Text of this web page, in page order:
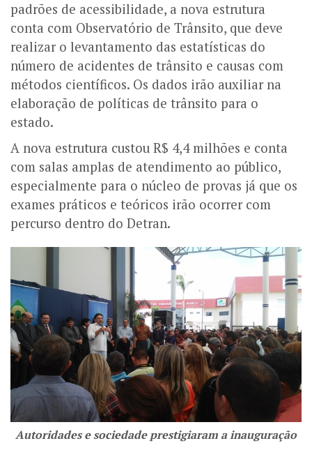
padrões de acessibilidade, a nova estrutura
conta com Observatório de Trânsito, que deve
realizar o levantamento das estatísticas do
número de acidentes de trânsito e causas com
métodos científicos. Os dados irão auxiliar na
elaboração de políticas de trânsito para o
estado.
A nova estrutura custou R$ 4,4 milhões e conta
com salas amplas de atendimento ao público,
especialmente para o núcleo de provas já que os
exames práticos e teóricos irão ocorrer com
percurso dentro do Detran.
Autoridades e sociedade prestigiaram a inauguração